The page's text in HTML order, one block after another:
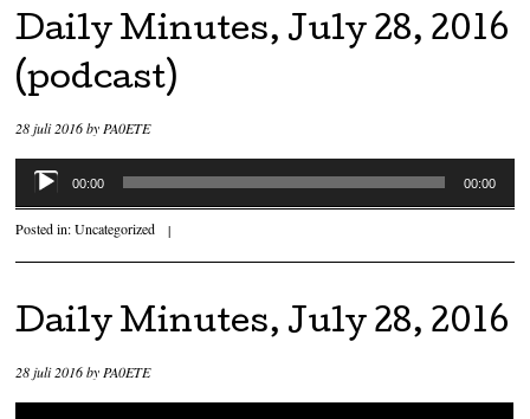
Daily Minutes, July 28, 2016
(podcast)
28 juli 2016by PA0ETE
Audiospeler
00:00 00:00
Posted in:Uncategorized |
Daily Minutes, July 28, 2016
28 juli 2016byPA0ETE